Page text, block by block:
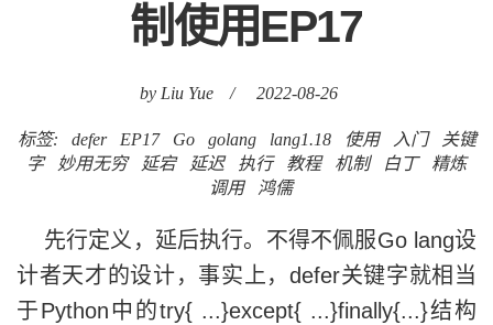
制使用EP17
by Liu Yue / 2022-08-26
标签: defer EP17 Go golang lang1.18 使用 入门
关键
字
妙用无穷 延宕 延迟 执行 教程 机制 白丁
精炼
调用
鸿儒
先行定义，延后执行。不得不佩服Go lang设
计者天才的设计，事实上，defer关键字就相当
于Python中的try{ ...}except{ ...}finally{...}结构